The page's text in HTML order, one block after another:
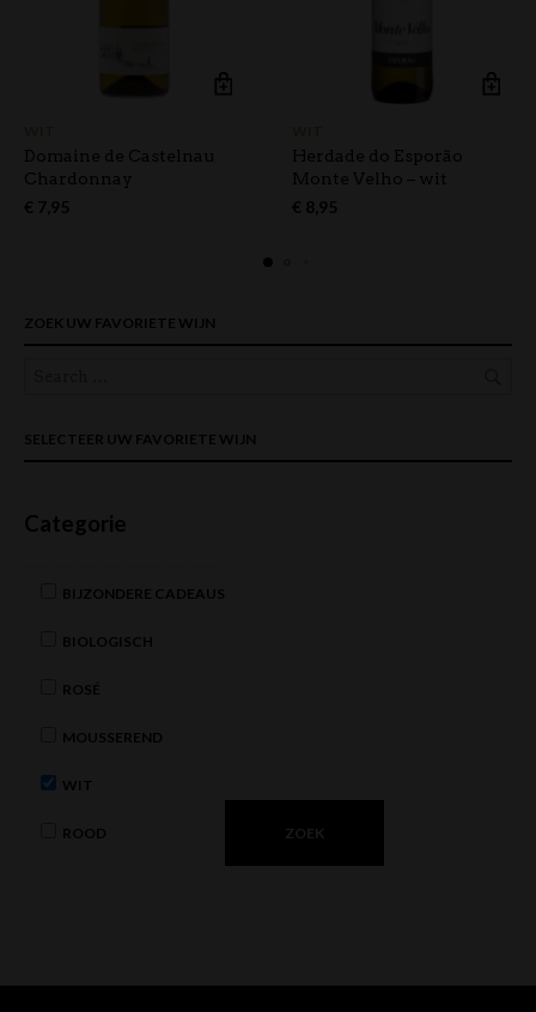
Domaine de Castelnau
Chardonnay
€ 7,95
Herdade do Esporão
Monte Velho – wit
€ 8,95
ZOEK UW FAVORIETE WIJN
SELECTEER UW FAVORIETE WIJN
Categorie
BIJZONDERE CADEAUS
BIOLOGISCH
ROSÉ
MOUSSEREND
WIT
ROOD